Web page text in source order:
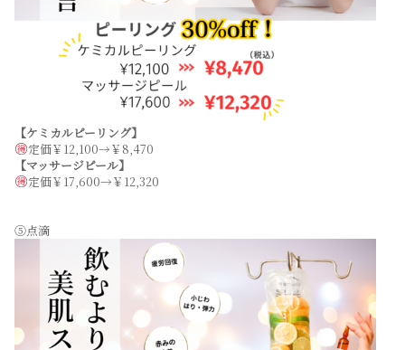
【ケミカルピーリング】
定価￥12,100→￥8,470
【マッサージピール】
定価￥17,600→￥12,320
⑤点滴